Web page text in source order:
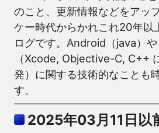
のこと、更新情報などをアッ
ケー時代からかれこれ20年以
ログです。Android（java）
（Xcode, Objective-C, C++
発）に関する技術的なことも
す。
2025年03月11日以